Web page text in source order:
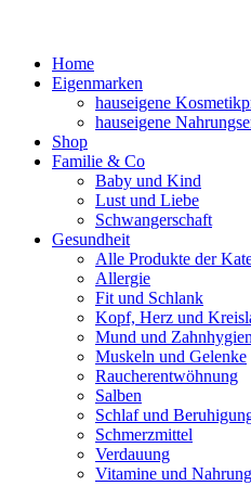
Home
Eigenmarken
hauseigene
hauseigene
Shop
Familie & Co
Baby und Kind
Lust und Liebe
Schwangerschaft
Gesundheit
Alle Produkte der
Allergie
Fit und Schlank
Kopf, Herz und
Mund und
Muskeln und Gelenke
Raucherentwöhnung
Salben
Schlaf und
Schmerzmittel
Verdauung
Vitamine und